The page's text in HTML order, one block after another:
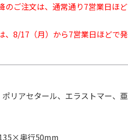
のご注文は、通常通り7営業日ほど
、8/17（月）から7営業日ほどで発
ポリアセタール、エラストマー、亜
奥行50mm